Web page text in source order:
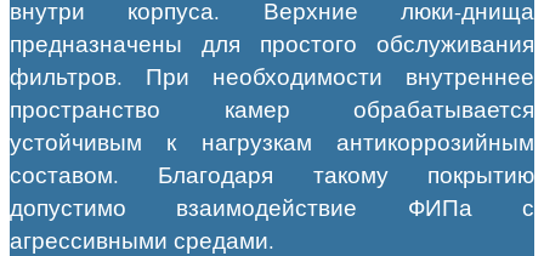
внутри корпуса. Верхние люки-днища
предназначены для простого обслуживания
фильтров. При необходимости внутреннее
пространство камер обрабатывается
устойчивым к нагрузкам антикоррозийным
составом. Благодаря такому покрытию
допустимо взаимодействие ФИПа с
агрессивными средами.